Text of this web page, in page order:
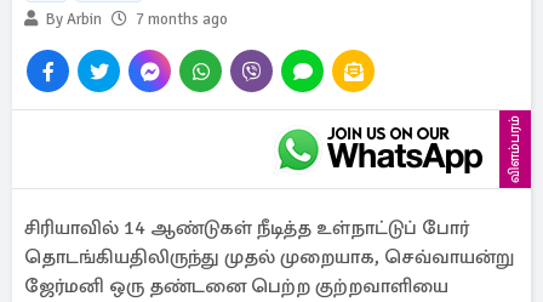
By Arbin
7 months ago
விளம்பரம்
சிரியாவில் 14 ஆண்டுகள் நீடித்த உள்நாட்டுப் போர்
தொடங்கியதிலிருந்து முதல் முறையாக, செவ்வாயன்று
ஜேர்மனி ஒரு தண்டனை பெற்ற குற்றவாளியை